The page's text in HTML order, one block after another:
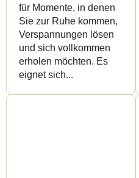
für Momente, in denen
Sie zur Ruhe kommen,
Verspannungen lösen
und sich vollkommen
erholen möchten. Es
eignet sich...